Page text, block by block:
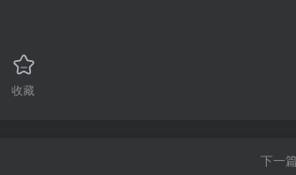
收藏
下一篇